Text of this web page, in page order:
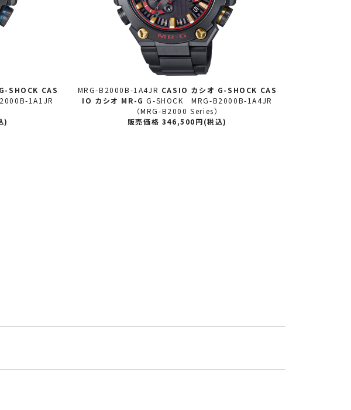
G-SHOCK CAS
1A1JR
)
MRG-B2000B-1A4JR CASIO カシオ G-SHOCK CAS
IO カシオ MR-GG-SHOCK MRG-B2000B-1A4JR
（MRG-B2000 Series）
販売価格 346,500円(税込)